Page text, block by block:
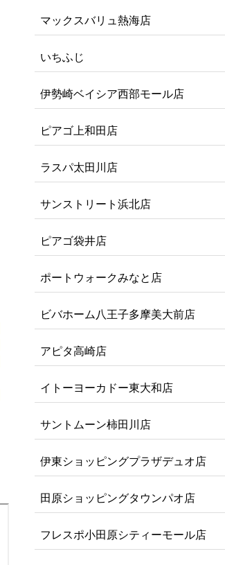
マックスバリュ熱海店
いちふじ
伊勢崎ベイシア西部モール店
ピアゴ上和田店
ラスパ太田川店
サンストリート浜北店
ピアゴ袋井店
ポートウォークみなと店
ビバホーム八王子多摩美大前店
アピタ高崎店
イトーヨーカドー東大和店
サントムーン柿田川店
伊東ショッピングプラザデュオ店
田原ショッピングタウンパオ店
フレスポ小田原シティーモール店